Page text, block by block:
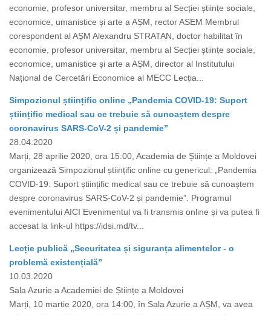
economie, profesor universitar, membru al Secției științe sociale,
economice, umanistice și arte a AȘM, rector ASEM Membrul
corespondent al AȘM Alexandru STRATAN, doctor habilitat în
economie, profesor universitar, membru al Secției științe sociale,
economice, umanistice și arte a AȘM, director al Institutului
Național de Cercetări Economice al MECC Lecția...
Simpozionul științific online „Pandemia COVID-19: Suport
științific medical sau ce trebuie să cunoaștem despre
coronavirus SARS-CoV-2 și pandemie”
28.04.2020
Marți, 28 aprilie 2020, ora 15:00, Academia de Științe a Moldovei
organizează Simpozionul științific online cu genericul: „Pandemia
COVID-19: Suport științific medical sau ce trebuie să cunoaștem
despre coronavirus SARS-CoV-2 și pandemie”. Programul
evenimentului AICI Evenimentul va fi transmis online și va putea fi
accesat la link-ul https://idsi.md/tv...
Lecție publică „Securitatea și siguranța alimentelor - o
problemă existențială”
10.03.2020
Sala Azurie a Academiei de Științe a Moldovei
Marți, 10 martie 2020, ora 14:00, în Sala Azurie a AȘM, va avea